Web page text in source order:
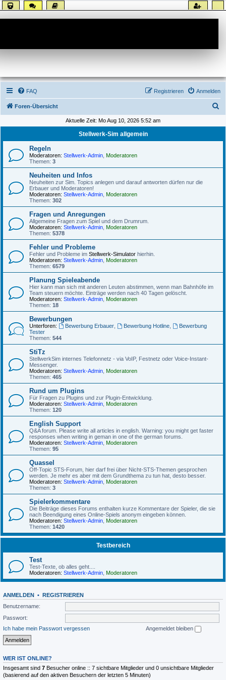
FAQ Anmelden
Registrieren
Foren-Übersicht
h
Aktuelle Zeit: Mo Aug 10, 2026 5:52 am
Stellwerk-Sim allgemein
Regeln
Moderatoren: Stellwerk-Admin Moderatoren
Themen: 3
Neuheiten und Infos
Neuheiten zur Sim. Topics anlegen und darauf antworten dürfen nur die
Erbauer und Moderatoren!
Moderatoren: Stellwerk-Admin Moderatoren
Themen: 302
Fragen und Anregungen
Allgemeine Fragen zum Spiel und dem Drumrum.
Moderatoren: Stellwerk-Admin Moderatoren
Themen: 5378
Fehler und Probleme
Fehler und Probleme im Stellwerk-Simulator hierhin.
Moderatoren: Stellwerk-Admin Moderatoren
Themen: 6579
Planung Spieleabende
Hier kann man sich mit anderen Leuten abstimmen, wenn man Bahnhöfe im
Team steuern möchte. Einträge werden nach 40 Tagen gelöscht.
Moderatoren: Stellwerk-Admin Moderatoren
Themen: 18
Bewerbungen
Unterforen: Bewerbung Erbauer, Bewerbung Hotline,
Bewerbung
Tester
Themen: 544
StiTz
StellwerkSim internes Telefonnetz - via VoIP, Festnetz oder Voice-Instant-
Messenger.
Moderatoren: Stellwerk-Admin Moderatoren
Themen: 465
Rund um Plugins
Für Fragen zu Plugins und zur Plugin-Entwicklung.
Moderatoren: Stellwerk-Admin Moderatoren
Themen: 120
English Support
Q&A forum. Please write all articles in english. Warning: you might get faster
responses when writing in geman in one of the german forums.
Moderatoren: Stellwerk-Admin Moderatoren
Themen: 95
Quassel
Off-Topic STS-Forum, hier darf frei über Nicht-STS-Themen gesprochen
werden. Je mehr es aber mit dem Grundthema zu tun hat, desto besser.
Moderatoren: Stellwerk-Admin Moderatoren
Themen: 3
Spielerkommentare
Die Beiträge dieses Forums enthalten kurze Kommentare der Spieler, die sie
nach Beendigung eines Online-Spiels anonym eingeben können.
Moderatoren: Stellwerk-Admin Moderatoren
Themen: 1420
Testbereich
Test
Test-Texte, ob alles geht....
Moderatoren: Stellwerk-Admin Moderatoren
ANMELDEN • REGISTRIEREN
Benutzername:
Passwort:
Ich habe mein Passwort vergessen
Angemeldet bleiben
WER IST ONLINE?
Insgesamt sind 7 Besucher online :: 7 sichtbare Mitglieder und 0 unsichtbare Mitglieder
(basierend auf den aktiven Besuchern der letzten 5 Minuten)